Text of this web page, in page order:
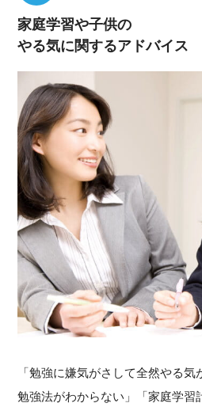
家庭学習や子供の
やる気に関するアドバイス
「勉強に嫌気がさして全然やる
勉強法がわからない」「家庭学習